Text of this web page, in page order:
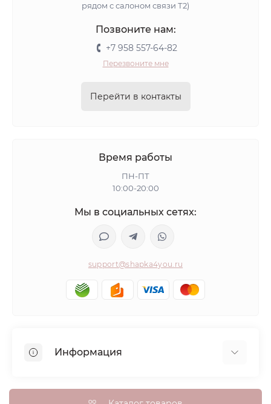
рядом с салоном связи Т2)
Позвоните нам:
+7 958 557-64-82
Перезвоните мне
Перейти в контакты
Время работы
ПН-ПТ
10:00-20:00
Мы в социальных сетях:
support@shapka4you.ru
Информация